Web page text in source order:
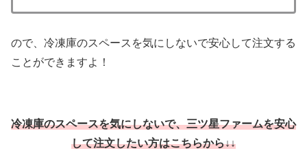
ので、冷凍庫のスペースを気にしないで安心して注文する
ことができますよ！
冷凍庫のスペースを気にしないで、三ツ星ファームを安心
して注文したい方はこちらから↓↓